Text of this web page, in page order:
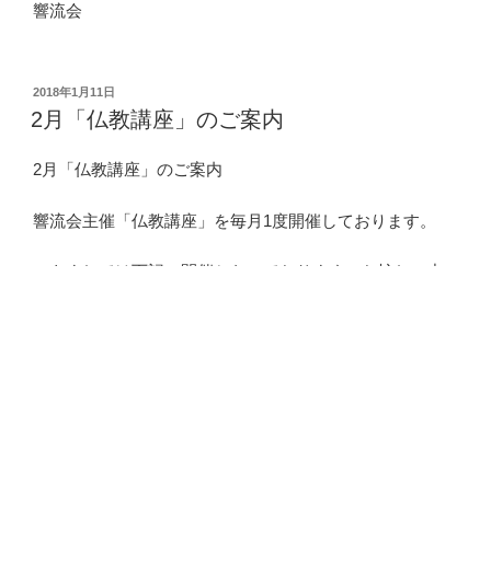
響流会
投
稿
日:
2018年1月11日
2月「仏教講座」のご案内
2月「仏教講座」のご案内
響流会主催「仏教講座」を毎月1度開催しております。
つきましては下記の開催となっております。お忙しい中